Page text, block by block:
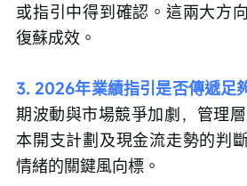
或指引中得到確認。這兩大方
復蘇成效。
3. 2026年業績指引是否傳遞足
期波動與市場競爭加劇，管理
本開支計劃及現金流走勢的判
情緒的關鍵風向標。